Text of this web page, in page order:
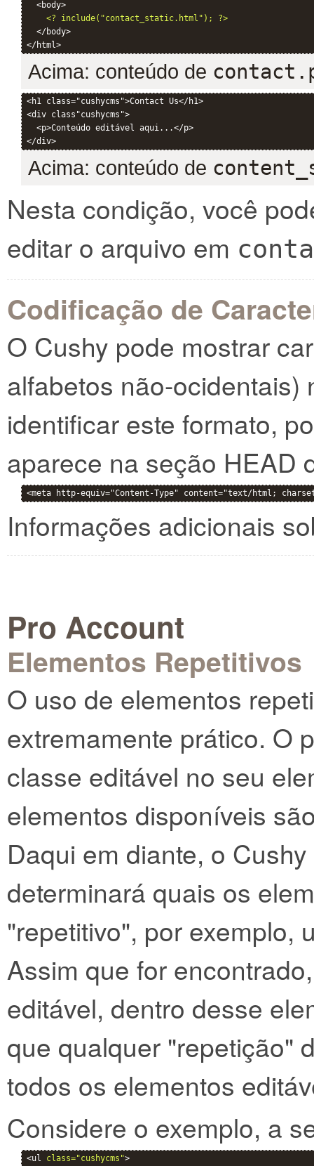
  <body>
<? include("contact_static.html"); ?>
  </body>
Acima: conteúdo de
<h1 class="cushycms">Contact Us</h1>
<div class"cushycms">
  <p>Conteúdo editável aqui...</p>
Acima: conteúdo de
Nesta condição, você
editar o arquivo em
Codificação de
O Cushy pode mostrar
alfabetos não-ocidentais)
identificar este formato,
aparece na seção HEAD
<meta http-equiv="Content-Type" content="text/html;
Informações adicionais
Pro Account
Elementos Repetitivos
O uso de elementos
extremamente prático. O
classe editável no seu
elementos disponíveis
Daqui em diante, o
determinará quais os
"repetitivo", por exemplo,
Assim que for
editável, dentro desse
que qualquer "repetição"
todos os elementos
Considere o exemplo, a
<ul class="cushycms">